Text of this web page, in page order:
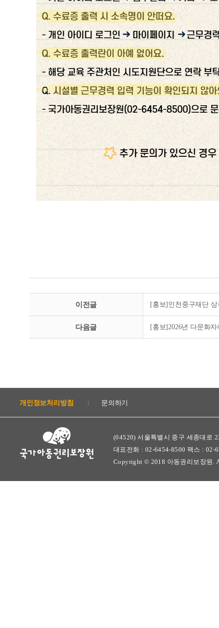
이전글 [홍보]인천중구재단
다음글 [홍보]2026년 다문화
개인정보처리방침 문의하기
(04520) 서울특별시 중구 세종대로
대표전화 : 02-6454-8500 팩스 : 02-
Copyright © 2018 아동권리보장원.